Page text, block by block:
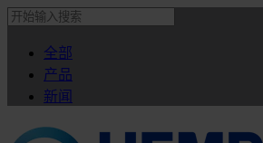
全部
产品
新闻